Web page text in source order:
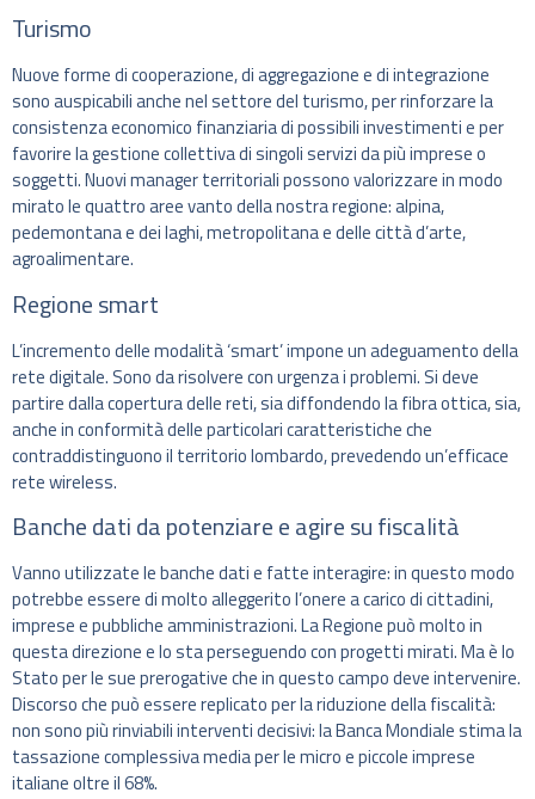
Turismo
Nuove forme di cooperazione, di aggregazione e di integrazione
sono auspicabili anche nel settore del turismo, per rinforzare la
consistenza economico finanziaria di possibili investimenti e per
favorire la gestione collettiva di singoli servizi da più imprese o
soggetti. Nuovi manager territoriali possono valorizzare in modo
mirato le quattro aree vanto della nostra regione: alpina,
pedemontana e dei laghi, metropolitana e delle città d’arte,
agroalimentare.
Regione smart
L’incremento delle modalità ‘smart’ impone un adeguamento della
rete digitale. Sono da risolvere con urgenza i problemi. Si deve
partire dalla copertura delle reti, sia diffondendo la fibra ottica, sia,
anche in conformità delle particolari caratteristiche che
contraddistinguono il territorio lombardo, prevedendo un’efficace
rete wireless.
Banche dati da potenziare e agire su fiscalità
Vanno utilizzate le banche dati e fatte interagire: in questo modo
potrebbe essere di molto alleggerito l’onere a carico di cittadini,
imprese e pubbliche amministrazioni. La Regione può molto in
questa direzione e lo sta perseguendo con progetti mirati. Ma è lo
Stato per le sue prerogative che in questo campo deve intervenire.
Discorso che può essere replicato per la riduzione della fiscalità:
non sono più rinviabili interventi decisivi: la Banca Mondiale stima la
tassazione complessiva media per le micro e piccole imprese
italiane oltre il 68%.